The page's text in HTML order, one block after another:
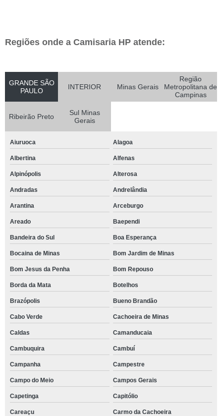
Regiões onde a Camisaria HP atende:
GRANDE SÃO
PAULO
INTERIOR Minas Gerais
Região
Metropolitana de
Campinas
Ribeirão Preto
Sul Minas
Gerais
Aiuruoca Alagoa
Albertina Alfenas
Alpinópolis Alterosa
Andradas Andrelândia
Arantina Arceburgo
Areado Baependi
Bandeira do Sul Boa Esperança
Bocaina de Minas Bom Jardim de Minas
Bom Jesus da Penha Bom Repouso
Borda da Mata Botelhos
Brazópolis Bueno Brandão
Cabo Verde Cachoeira de Minas
Caldas Camanducaia
Cambuquira Cambuí
Campanha Campestre
Campo do Meio Campos Gerais
Capetinga Capitólio
Careaçu Carmo da Cachoeira